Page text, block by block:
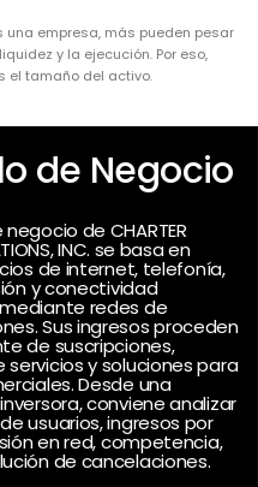
una empresa, más pueden pesar
y la ejecución. Por eso,
el tamaño del activo.
de Negocio
de CHARTER
INC. se basa en
de internet, telefonía,
y conectividad
redes de
Sus ingresos proceden
de suscripciones,
y soluciones para
Desde una
conviene analizar
usuarios, ingresos por
en red, competencia,
de cancelaciones.